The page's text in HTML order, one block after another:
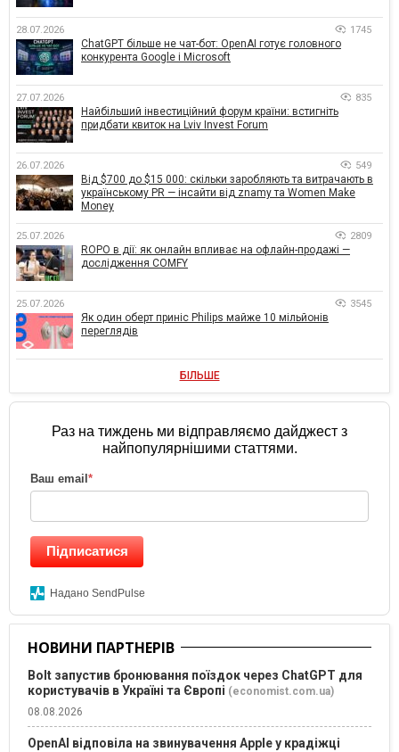
28.07.2026 1745
ChatGPT більше не чат-бот: OpenAI готує головного
конкурента Google і Microsoft
27.07.2026 835
Найбільший інвестиційний форум країни: встигніть
придбати квиток на Lviv Invest Forum
26.07.2026 549
Від $700 до $15 000: скільки заробляють та витрачають в
українському PR — інсайти від znamy та Women Make
Money
25.07.2026 2809
ROPO в дії: як онлайн впливає на офлайн-продажі —
дослідження COMFY
25.07.2026 3545
Як один оберт приніс Philips майже 10 мільйонів
переглядів
БІЛЬШЕ
Раз на тиждень ми відправляємо дайджест з
найпопулярнішими статтями.
Ваш email *
Підписатися
Надано SendPulse
НОВИНИ ПАРТНЕРІВ
Bolt запустив бронювання поїздок через ChatGPT для
користувачів в Україні та Європі (economist.com.ua)
08.08.2026
OpenAI відповіла на звинувачення Apple у крадіжці